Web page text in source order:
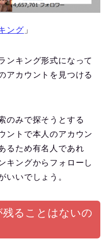
ング 」
ンキング形式になって
アカウントを見つける
のみで探そうとする
ントで本人のアカウン
るため有名人であれ
キングからフォローし
いいでしょう。
ることはないの